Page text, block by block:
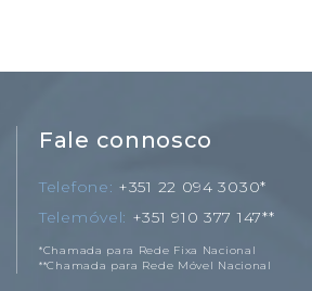
Fale connosco
Telefone
+351 22 094 3030*
Telemóvel
+351 910 377 147**
*Chamada para Rede Fixa Nacional
**Chamada para Rede Móvel Nacional